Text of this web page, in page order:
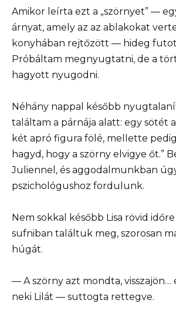
Amikor leírta ezt a „szörnyet” —
árnyat, amely az az ablakokat
konyhában rejtőzött — hideg
Próbáltam megnyugtatni, de a
hagyott nyugodni.
Néhány nappal később
találtam a párnája alatt: egy sötét
két apró figura fölé, mellette pedig
hagyd, hogy a szörny elvigye őt.”
Juliennel, és aggodalmunkban
pszichológushoz fordulunk.
Nem sokkal később Lisa rövid
sufniban találtuk meg, szorosan
húgát.
— A szörny azt mondta, visszajön…
neki Lilát — suttogta rettegve.